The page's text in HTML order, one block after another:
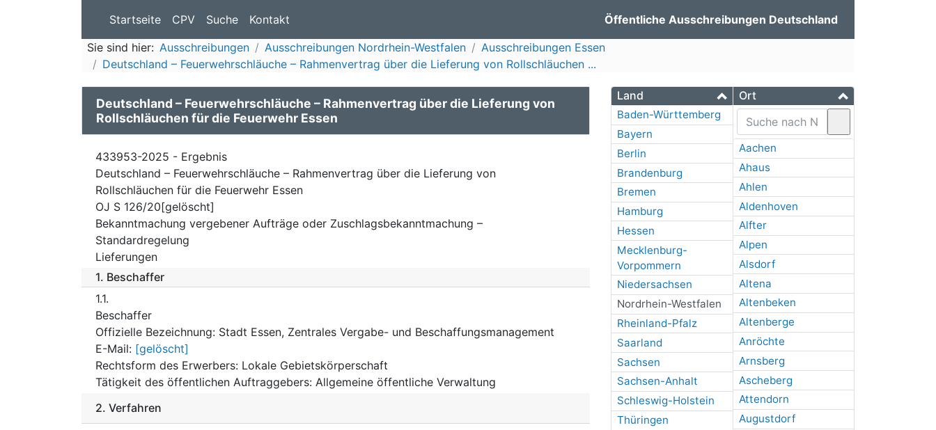
Startseite CPV Suche Kontakt Öffentliche Ausschreibungen Deutschland
Sie sind hier: Ausschreibungen Ausschreibungen Nordrhein-Westfalen
Ausschreibungen Essen
Deutschland – Feuerwehrschläuche – Rahmenvertrag über die Lieferung von Rollschläuchen ...
Land
Baden-Württemberg
Bayern
Berlin
Brandenburg
Bremen
Hamburg
Hessen
Mecklenburg-
Vorpommern
Niedersachsen
Nordrhein-Westfalen
Rheinland-Pfalz
Saarland
Sachsen
Sachsen-Anhalt
Schleswig-Holstein
Thüringen
Ort
Aachen
Ahaus
Ahlen
Aldenhoven
Alfter
Alpen
Alsdorf
Altena
Altenbeken
Altenberge
Anröchte
Arnsberg
Ascheberg
Attendorn
Augustdorf
Deutschland – Feuerwehrschläuche – Rahmenvertrag über die Lieferung von
Rollschläuchen für die Feuerwehr Essen
433953-2025 - Ergebnis
Deutschland – Feuerwehrschläuche – Rahmenvertrag über die Lieferung von
Rollschläuchen für die Feuerwehr Essen
OJ S 126/20[gelöscht]
Bekanntmachung vergebener Aufträge oder Zuschlagsbekanntmachung –
Standardregelung
Lieferungen
1. Beschaffer
1.1.
Beschaffer
Offizielle Bezeichnung: Stadt Essen, Zentrales Vergabe- und Beschaffungsmanagement
E-Mail: [gelöscht]
Rechtsform des Erwerbers: Lokale Gebietskörperschaft
Tätigkeit des öffentlichen Auftraggebers: Allgemeine öffentliche Verwaltung
2. Verfahren